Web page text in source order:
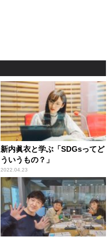
新内眞衣と学ぶ「SDGsってど
ういうもの？」
2022.04.23